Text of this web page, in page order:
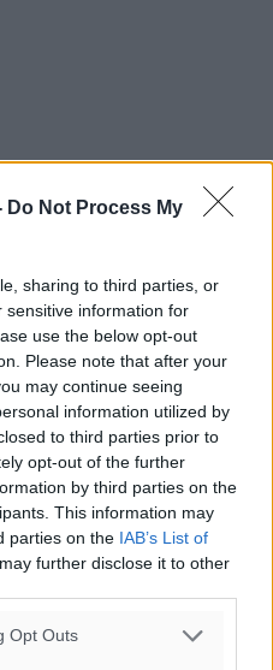
Do Not Process My
sharing to third parties, or
sensitive information for
use the below opt-out
Please note that after your
may continue seeing
information utilized by
to third parties prior to
opt-out of the further
by third parties on the
This information may
parties on the IAB’s List of
further disclose it to other
Opt Outs